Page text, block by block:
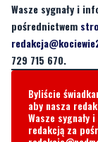
729 715 670.
Byliście
aby nasza
Wasze sygnały
telefonu729